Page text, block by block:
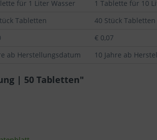
für 1 Liter Wasser 1 Tablette für 10
Tabletten 40 Stück Tabletten
€ 0,07
ab Herstellungsdatum 10 Jahre ab
| 50 Tabletten"